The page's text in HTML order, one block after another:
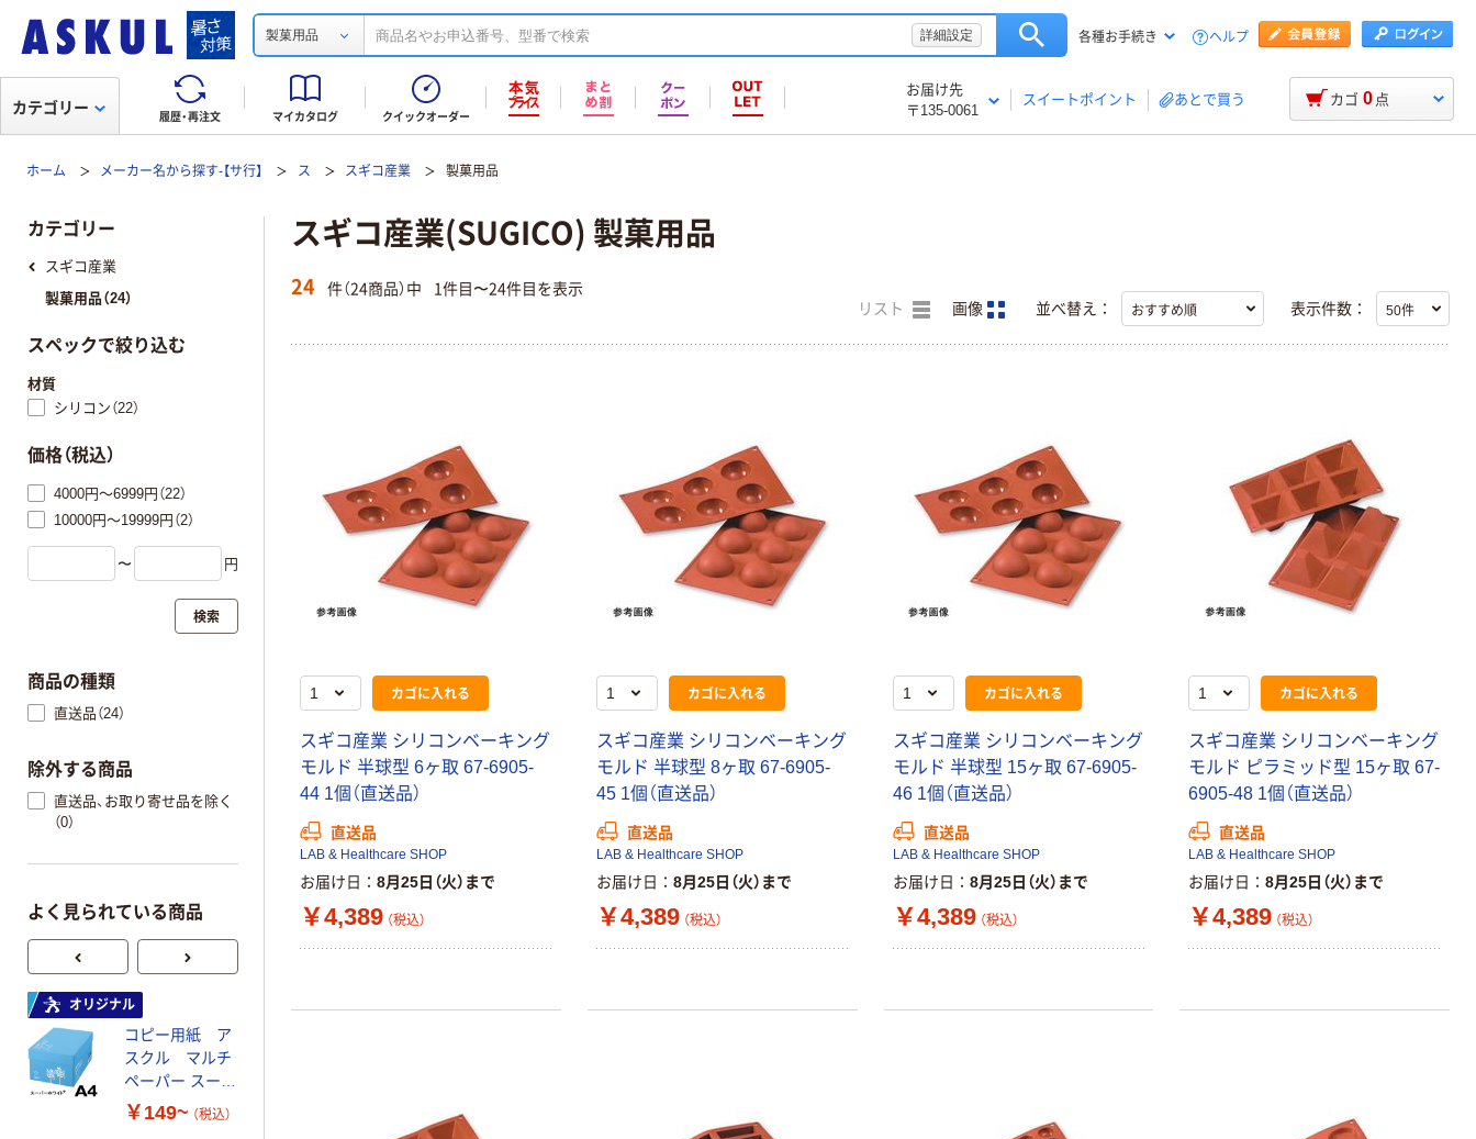
製菓用品 詳細設定 各種お手続き ヘルプ
履歴・再注文 マイカタログ クイックオーダー
お届け先
〒135-0061
スイートポイント あとで買う
カテゴリー カゴ 0 点
ホーム メーカー名から探す-【サ行】 ス スギコ産業 製菓用品
スギコ産業(SUGICO) 製菓用品
24 件（24商品）中 1件目〜24件目を表示
リスト 画像 並べ替え： 表示件数：
カゴに入れる
スギコ産業 シリコンベーキング
モルド 半球型 6ヶ取 67-6905-
44 1個（直送品）
直送品
LAB & Healthcare SHOP
お届け日 8月25日（火）まで
￥4,389 （税込）
カゴに入れる
スギコ産業 シリコンベーキング
モルド 半球型 8ヶ取 67-6905-
45 1個（直送品）
直送品
LAB & Healthcare SHOP
お届け日 8月25日（火）まで
￥4,389 （税込）
カゴに入れる
スギコ産業 シリコンベーキング
モルド 半球型 15ヶ取 67-6905-
46 1個（直送品）
直送品
LAB & Healthcare SHOP
お届け日 8月25日（火）まで
￥4,389 （税込）
カゴに入れる
スギコ産業 シリコンベーキング
モルド ピラミッド型 15ヶ取 67-
6905-48 1個（直送品）
直送品
LAB & Healthcare SHOP
お届け日 8月25日（火）まで
￥4,389 （税込）
カテゴリー
スギコ産業
製菓用品（24）
スペックで絞り込む
材質
シリコン（22）
価格（税込）
4000円～6999円（22）
10000円～19999円（2）
〜 円
検索
商品の種類
直送品（24）
除外する商品
直送品、お取り寄せ品を除く
（0）
よく見られている商品
オリジナル
コピー用紙 ア
スクル マルチ
ペーパー スーパ
ーホワイト+
￥149~ （税込）
オマス素材10％
（税込）
12mm幅 （黒文